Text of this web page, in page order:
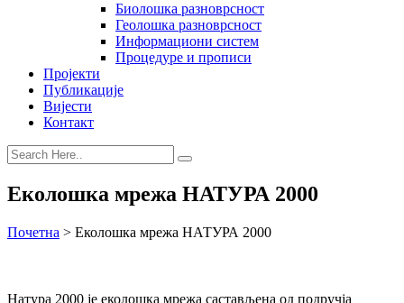
Биолошка разноврсност
Геолошка разноврсност
Информациони систем
Процедуре и прописи
Пројекти
Публикације
Вијести
Контакт
Еколошка мрежа НАТУРА 2000
Почетна > Еколошка мрежа НАТУРА 2000
Натура 2000 је еколошка мрежа састављена од подручја